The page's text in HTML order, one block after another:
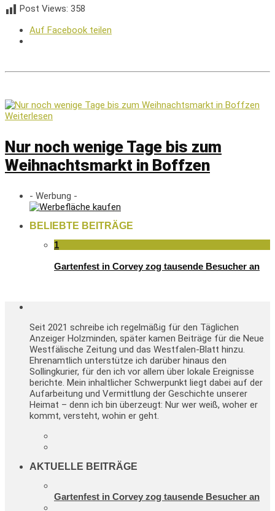
Post Views: 358
Auf Facebook teilen
Weiterlesen
Nur noch wenige Tage bis zum
Weihnachtsmarkt in Boffzen
- Werbung -
BELIEBTE BEITRÄGE
1
Gartenfest in Corvey zog tausende Besucher an
Seit 2021 schreibe ich regelmäßig für den Täglichen
Anzeiger Holzminden, später kamen Beiträge für die Neue
Westfälische Zeitung und das Westfalen-Blatt hinzu.
Ehrenamtlich unterstütze ich darüber hinaus den
Sollingkurier, für den ich vor allem über lokale Ereignisse
berichte. Mein inhaltlicher Schwerpunkt liegt dabei auf der
Aufarbeitung und Vermittlung der Geschichte unserer
Heimat – denn ich bin überzeugt: Nur wer weiß, woher er
kommt, versteht, wohin er geht.
AKTUELLE BEITRÄGE
Gartenfest in Corvey zog tausende Besucher an